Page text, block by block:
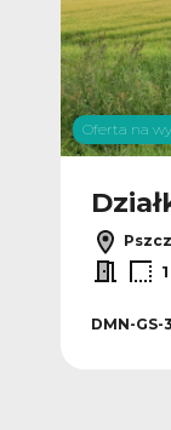
Oferta na
DMN-GS-